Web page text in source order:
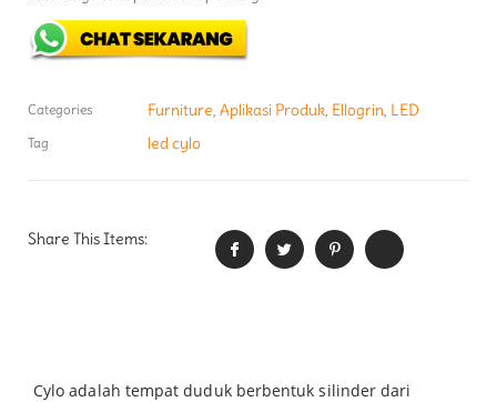
Categories Furniture Aplikasi Produk Ellogrin LED
Tag led cylo
Share This Items:
Cylo adalah tempat duduk berbentuk silinder dari